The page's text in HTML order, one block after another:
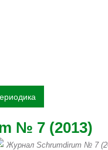
№ 7 (2013)
Журнал Schrumdirum № 7